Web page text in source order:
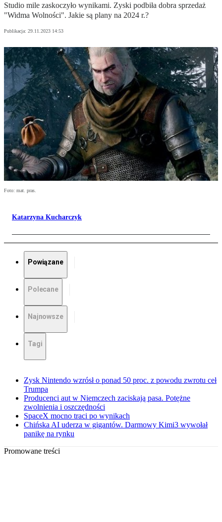
Studio mile zaskoczyło wynikami. Zyski podbiła dobra sprzedaż
"Widma Wolności". Jakie są plany na 2024 r.?
Publikacja: 29.11.2023 14:53
Foto: mat. pras.
Katarzyna Kucharczyk
Powiązane
Polecane
Najnowsze
Tagi
Zysk Nintendo wzrósł o ponad 50 proc. z powodu zwrotu ceł
Trumpa
Producenci aut w Niemczech zaciskają pasa. Potężne
zwolnienia i oszczędności
SpaceX mocno traci po wynikach
Chińska AI uderza w gigantów. Darmowy Kimi3 wywołał
panikę na rynku
Promowane treści